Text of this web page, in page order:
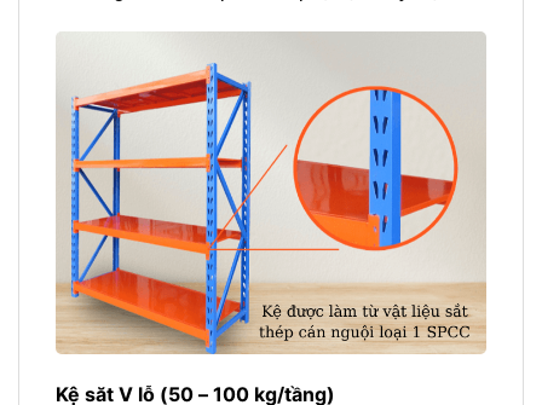
Kệ săt V lỗ (50 – 100 kg/tầng)